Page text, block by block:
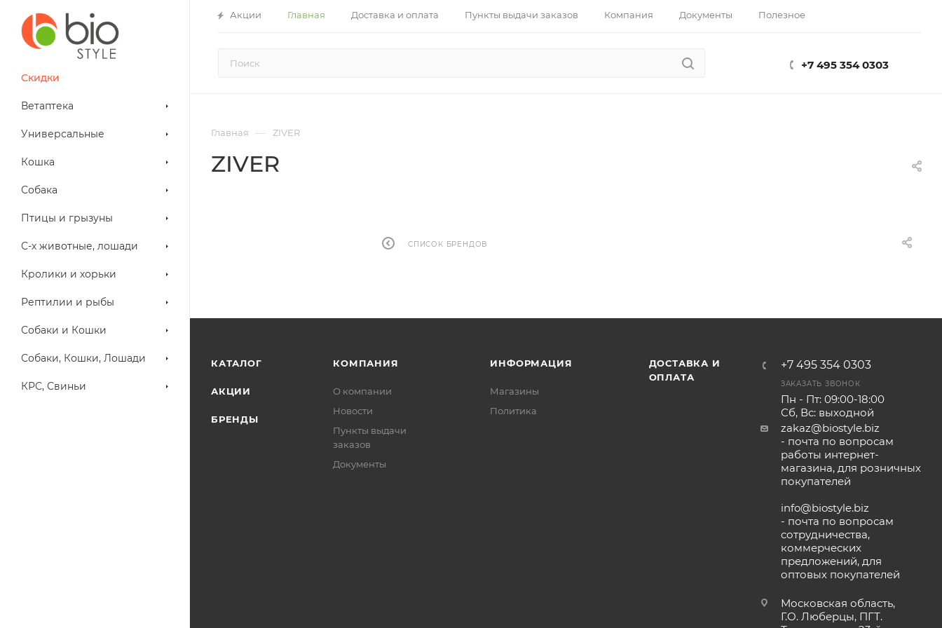
Акции Главная Доставка и оплата Пункты выдачи заказов Компания Документы Полезное
+7 495 354 0303
Скидки
Ветаптека
Универсальные
Кошка
Собака
Птицы и грызуны
С-х животные, лошади
Кролики и хорьки
Рептилии и рыбы
Собаки и Кошки
Собаки, Кошки, Лошади
КРС, Свиньи
Главная — ZIVER
ZIVER
СПИСОК БРЕНДОВ
КАТАЛОГ
АКЦИИ
БРЕНДЫ
КОМПАНИЯ
О компании
Новости
Пункты выдачи
заказов
Документы
ИНФОРМАЦИЯ
Магазины
Политика
ДОСТАВКА И
ОПЛАТА
+7 495 354 0303
ЗАКАЗАТЬ ЗВОНОК
Пн - Пт: 09:00-18:00
Сб, Вс: выходной
zakaz@biostyle.biz
- почта по вопросам
работы интернет-
магазина, для розничных
покупателей
info@biostyle.biz
- почта по вопросам
сотрудничества,
коммерческих
предложений, для
оптовых покупателей
Московская область,
Г.О. Люберцы, ПГТ.